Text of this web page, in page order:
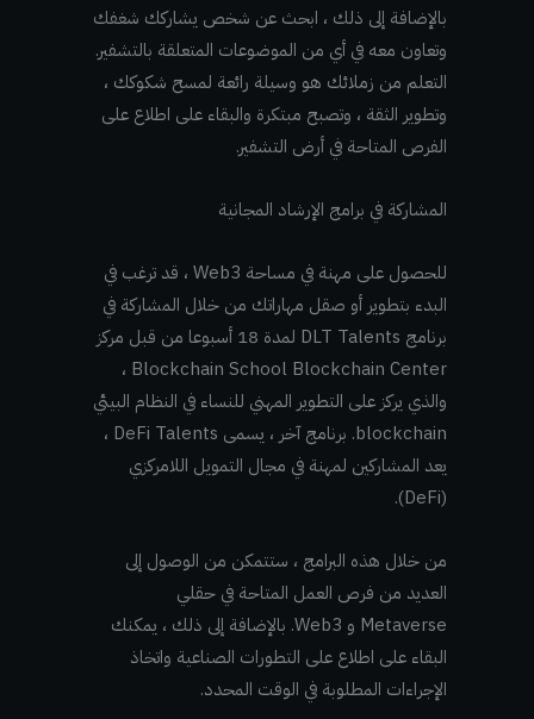
بالإضافة إلى ذلك ، ابحث عن شخص يشاركك شغفك
وتعاون معه في أي من الموضوعات المتعلقة بالتشفير.
التعلم من زملائك هو وسيلة رائعة لمسح شكوكك ،
وتطوير الثقة ، وتصبح مبتكرة والبقاء على اطلاع على
الفرص المتاحة في أرض التشفير.
المشاركة في برامج الإرشاد المجانية
للحصول على مهنة في مساحة Web3 ، قد ترغب في
البدء بتطوير أو صقل مهاراتك من خلال المشاركة في
برنامج DLT Talents لمدة 18 أسبوعا من قبل مركز
Blockchain School Blockchain Center ،
والذي يركز على التطوير المهني للنساء في النظام البيئي
blockchain. برنامج آخر ، يسمى DeFi Talents ،
يعد المشاركين لمهنة في مجال التمويل اللامركزي
(DeFi).
من خلال هذه البرامج ، ستتمكن من الوصول إلى
العديد من فرص العمل المتاحة في حقلي
Metaverse و Web3. بالإضافة إلى ذلك ، يمكنك
البقاء على اطلاع على التطورات الصناعية واتخاذ
الإجراءات المطلوبة في الوقت المحدد.